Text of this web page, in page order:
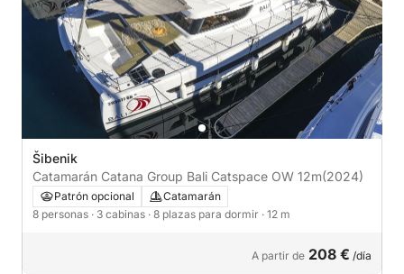
Šibenik
Catamarán Catana Group Bali Catspace OW 12m(2024)
Patrón opcional
Catamarán
8 personas · 3 cabinas · 8 plazas para dormir · 12 m
A partir de 208 € /día